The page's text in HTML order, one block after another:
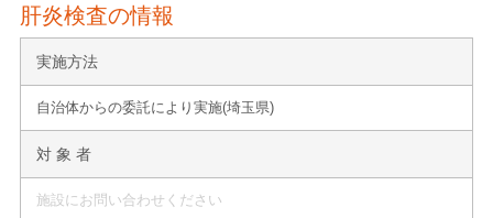
肝炎検査の情報
実施方法
自治体からの委託により実施(埼玉県)
対 象 者
施設にお問い合わせください